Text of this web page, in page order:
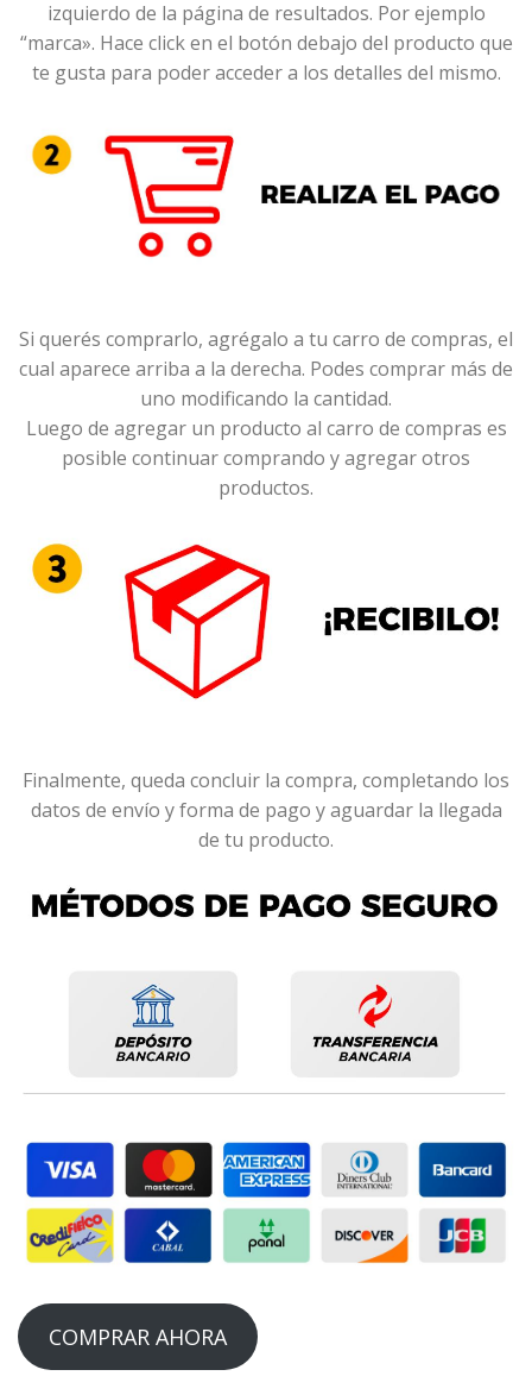
izquierdo de la página de resultados. Por ejemplo
“marca». Hace click en el botón debajo del producto que
te gusta para poder acceder a los detalles del mismo.
Si querés comprarlo, agrégalo a tu carro de compras, el
cual aparece arriba a la derecha. Podes comprar más de
uno modificando la cantidad.
Luego de agregar un producto al carro de compras es
posible continuar comprando y agregar otros
productos.
Finalmente, queda concluir la compra, completando los
datos de envío y forma de pago y aguardar la llegada
de tu producto.
COMPRAR AHORA